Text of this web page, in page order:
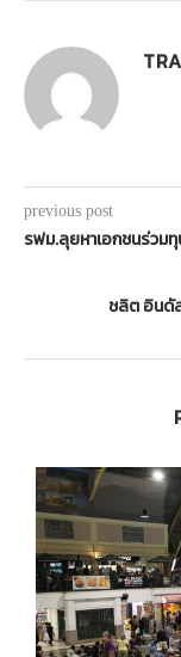
previous post
รฟม.ลุยหาเอกชนร่วม
ชลิต อินดั